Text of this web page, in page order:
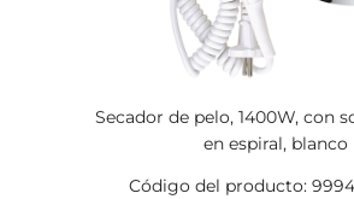
Secador de pelo, 1400W, con
en espiral, blanco
Código del producto: